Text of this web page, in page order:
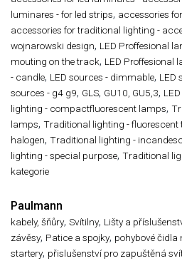
luminares - for led strips, accessories
accessories for traditional lighting -
wojnarowski design, LED Proffesional
mouting on the track, LED Proffesional
- candle, LED sources - dimmable, LED
sources - g4 g9, GLS, GU10, GU5,3,
lighting - compactfluorescent lamps,
lamps, Traditional lighting - fluorescent
halogen, Traditional lighting -
lighting - special purpose, Traditional
kategorie
Paulmann
kabely, šňůry, Svítilny, Lišty a
závěsy, Patice a spojky, pohybové čidla
startery, přislušenství pro zapuštěná